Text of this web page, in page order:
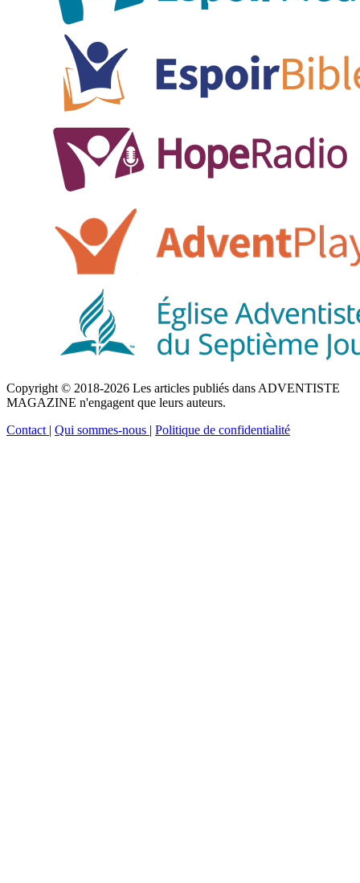
Copyright © 2018-2026 Les articles publiés dans ADVENTISTE
MAGAZINE n'engagent que leurs auteurs.
Contact | Qui sommes-nous | Politique de confidentialité